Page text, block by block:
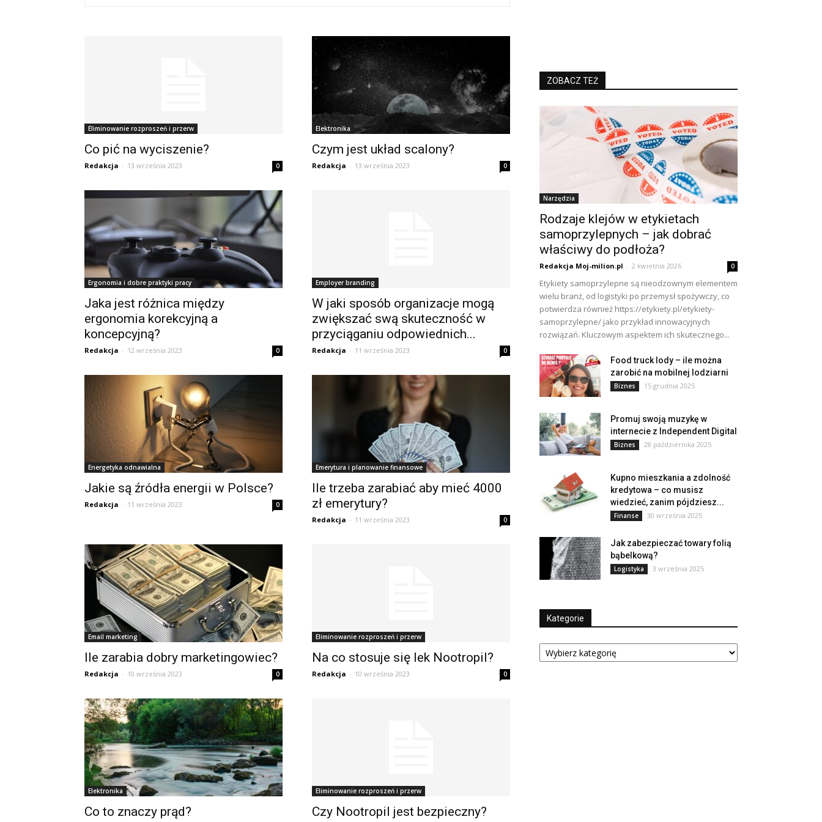
Eliminowanie rozproszeń i przerw
Co pić na wyciszenie?
Redakcja - 13 września 2023 0
Elektronika
Czym jest układ scalony?
Redakcja - 13 września 2023 0
Ergonomia i dobre praktyki pracy
Jaka jest różnica między
ergonomia korekcyjną a
koncepcyjną?
Redakcja - 12 września 2023 0
Employer branding
W jaki sposób organizacje mogą
zwiększać swą skuteczność w
przyciąganiu odpowiednich...
Redakcja - 11 września 2023 0
Energetyka odnawialna
Jakie są źródła energii w Polsce?
Redakcja - 11 września 2023 0
Emerytura i planowanie finansowe
Ile trzeba zarabiać aby mieć 4000
zł emerytury?
Redakcja - 11 września 2023 0
Email marketing
Ile zarabia dobry marketingowiec?
Redakcja - 10 września 2023 0
Eliminowanie rozproszeń i przerw
Na co stosuje się lek Nootropil?
Redakcja - 10 września 2023 0
Elektronika
Co to znaczy prąd?
Eliminowanie rozproszeń i przerw
Czy Nootropil jest bezpieczny?
ZOBACZ TEŻ
Narzędzia
Rodzaje klejów w etykietach
samoprzylepnych – jak dobrać
właściwy do podłoża?
Redakcja Moj-milion.pl - 2 kwietnia 2026 0
Etykiety samoprzylepne są nieodzownym elementem
wielu branż, od logistyki po przemysł spożywczy, co
potwierdza również https://etykiety.pl/etykiety-
samoprzylepne/ jako przykład innowacyjnych
rozwiązań. Kluczowym aspektem ich skutecznego...
Food truck lody – ile można
zarobić na mobilnej lodziarni
Biznes 15 grudnia 2025
Promuj swoją muzykę w
internecie z Independent Digital
Biznes 28 października 2025
Kupno mieszkania a zdolność
kredytowa – co musisz
wiedzieć, zanim pójdziesz...
Finanse 30 września 2025
Jak zabezpieczać towary folią
bąbelkową?
Logistyka 3 września 2025
Kategorie
Kategorie